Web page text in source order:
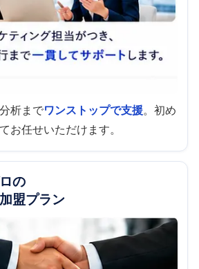
析までワンストップで支援。初め
お任せいただけます。
の
盟プラン